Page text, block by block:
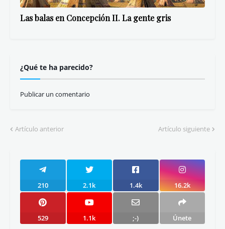
Las balas en Concepción II. La gente gris
¿Qué te ha parecido?
Publicar un comentario
Artículo anterior Artículo siguiente
210 2.1k 1.4k 16.2k
529 1.1k ;-) Únete